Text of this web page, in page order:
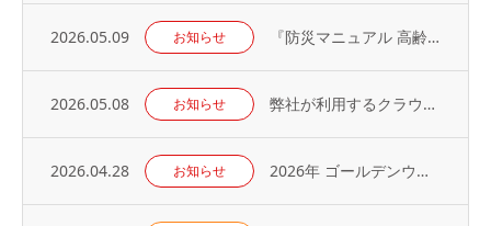
2026.05.09 お知らせ 『防災マニュアル 高齢入居者・外国人入居者対応編』当社代表が制作に協力
2026.05.08 お知らせ 弊社が利用するクラウドサービスへの不正アクセス発生に関するお知らせとお詫び
2026.04.28 お知らせ 2026年 ゴールデンウィーク休業のお知らせ